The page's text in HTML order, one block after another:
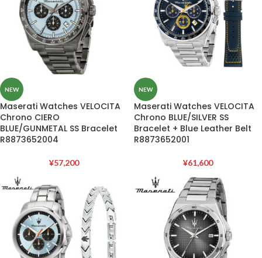
NEW
Maserati Watches VELOCITA
Chrono CIERO
BLUE/GUNMETAL SS Bracelet
R8873652004
¥57,200
NEW
Maserati Watches VELOCITA
Chrono BLUE/SILVER SS
Bracelet + Blue Leather Belt
R8873652001
¥61,600